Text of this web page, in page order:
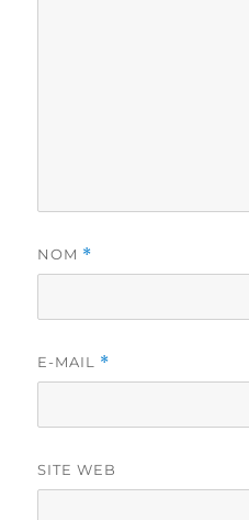
NOM *
E-MAIL *
SITE WEB